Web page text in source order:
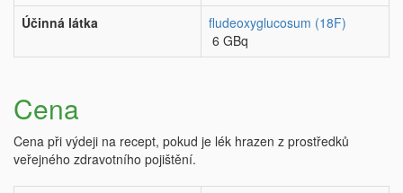
Účinná látka
fludeoxyglucosum (18F)
6 GBq
Cena
Cena při výdeji na recept, pokud je lék hrazen z prostředků
veřejného zdravotního pojištění.